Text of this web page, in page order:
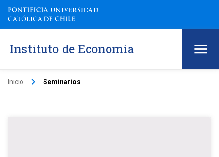
Instituto de Economía
Inicio keyboard_arrow_right Seminarios